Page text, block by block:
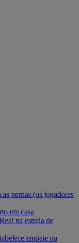
pernas (os jogadores
em casa
na estreia de
empate na